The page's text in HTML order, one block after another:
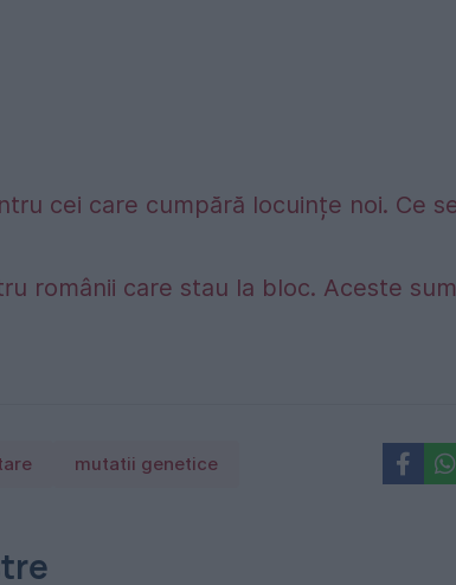
cei care cumpără locuințe noi. Ce
românii care stau la bloc. Aceste
mutatii genetice